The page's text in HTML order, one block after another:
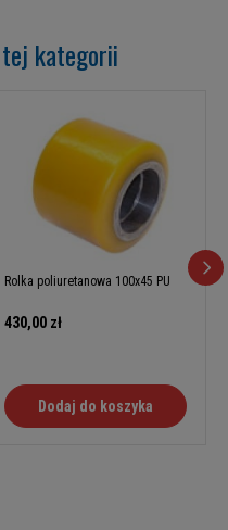
kategorii
Rolka poliuretanowa 100x45 PU
430,00 zł
Dodaj do koszyka